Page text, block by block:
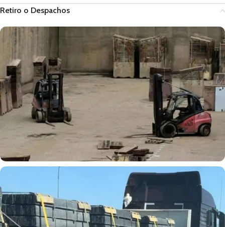
Retiro o Despachos